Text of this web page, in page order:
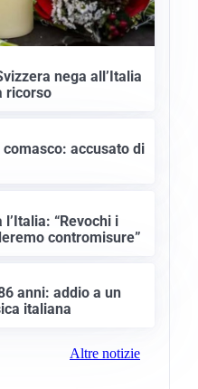
nega all’Italia
ricorso
accusato di
“Revochi i
contromisure”
anni: addio a un
italiana
Altre notizie